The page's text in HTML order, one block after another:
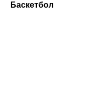
Баскетбол